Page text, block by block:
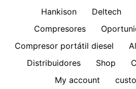
Hankison
Deltech
Compresores
Compresor portátil diesel
Distribuidores
Shop
My account